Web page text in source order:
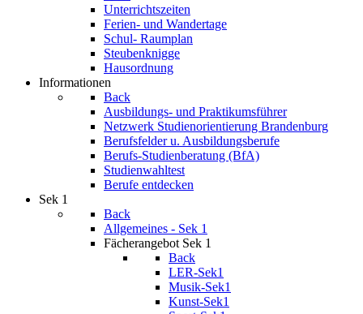
Unterrichtszeiten
Ferien- und Wandertage
Schul- Raumplan
Steubenknigge
Hausordnung
Informationen
Back
Ausbildungs- und Praktikumsführer
Netzwerk Studienorientierung Brandenburg
Berufsfelder u. Ausbildungsberufe
Berufs-Studienberatung (BfA)
Studienwahltest
Berufe entdecken
Sek 1
Back
Allgemeines - Sek 1
Fächerangebot Sek 1
Back
LER-Sek1
Musik-Sek1
Kunst-Sek1